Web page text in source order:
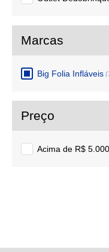
Big Folia Infláveis
Acima de R$ 5.000